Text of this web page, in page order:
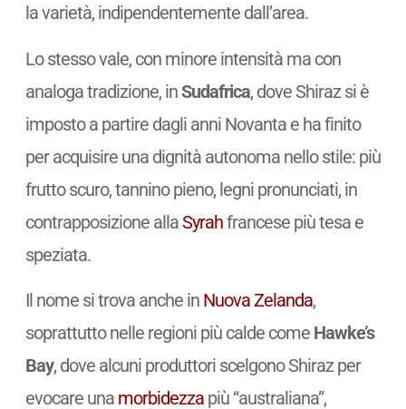
la varietà, indipendentemente dall’area.
Lo stesso vale, con minore intensità ma con
analoga tradizione, inSudafrica, dove Shiraz si è
imposto a partire dagli anni Novanta e ha finito
per acquisire una dignità autonoma nello stile: più
frutto scuro, tannino pieno, legni pronunciati, in
contrapposizione allaSyrahfrancese più tesa e
speziata.
Il nome si trova anche in Nuova Zelanda,
soprattutto nelle regioni più calde come Hawke’s
Bay, dove alcuni produttori scelgono Shiraz per
evocare una morbidezzapiù “australiana”,